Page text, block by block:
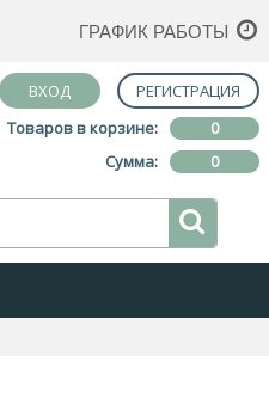
ГРАФИК РАБОТЫ
ВХОД
РЕГИСТРАЦИЯ
Товаров в корзине:
0
Сумма:
0